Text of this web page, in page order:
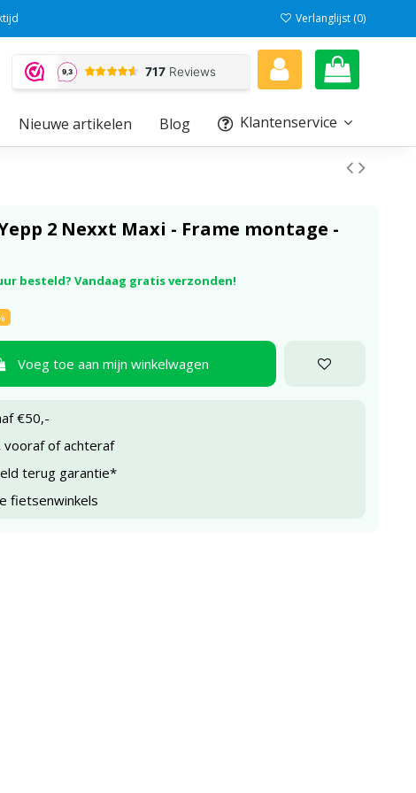
Verlanglijst (0)
Klantenservice
Blog
Nieuwe artikelen
2 Nexxt Maxi - Frame montage -
besteld? Vandaag gratis verzonden!
Voeg toe aan mijn winkelwagen
€50,-
vooraf of achteraf
terug garantie*
fietsenwinkels